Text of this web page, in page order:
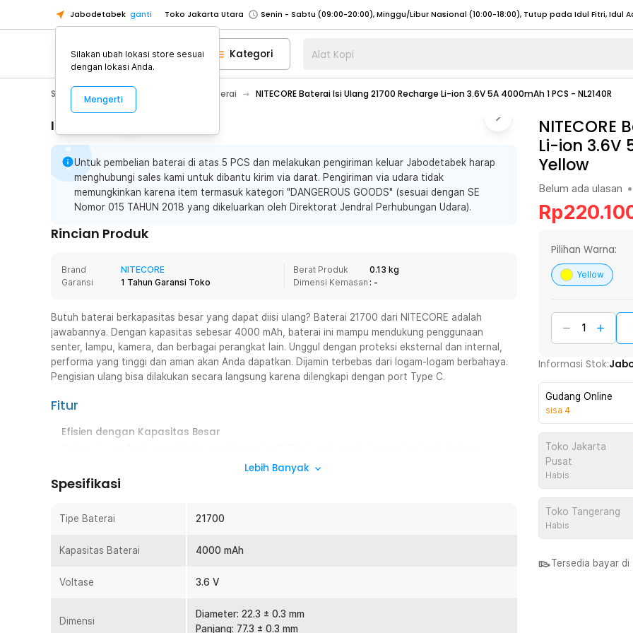
Jabodetabek ganti Toko Jakarta Utara
Toko Tangerang
Toko Cikupa
Pick n Go Jakarta Barat
Senin - Jumat (07:00 - 20:00), Sabtu - Minggu (08:00 - 20:00), Tutup pada Idul Fitri
Pick n Go Bekasi
Senin - Jumat (08:00 - 20:00), Sabtu - Minggu/ Libur Nasional (08:00 - 17:00) Selengkapnya
Senin - Jumat (08:00 - 20:00), Sabtu - Minggu/ Libur Nasional (08:00 - 17:00) Selengkapnya
Senin - Sabtu (09:00-20:00), Minggu/Libur Nasional (12:00-20:00), Tutup pada Idul Fitri
Toko Jakarta Barat
Senin - Sabtu (09:00-20:00), Minggu/Libur Nasional (12:00-20:00), Tutup pada Idul Fitri
Toko Jakarta Utara
Toko Tangerang
Senin - Jumat (07:00 - 20:00), Sabtu - Minggu (08:00 - 20:00), Tutup pada Idul Fitri
Senin - Jumat (08:00 - 20:00), Sabtu - Minggu/ Libur Nasional (08:00 - 17:00) Selengkapnya
Kategori Alat Kopi
Sport & Outdoor Baterai NITECORE Baterai Isi Ulang 21700 Recharge Li-ion 3.6V 5A 4000mAh 1 PCS - NL2140R
Informasi Penting
Untuk pembelian baterai di atas 5 PCS dan melakukan pengiriman keluar Jabodetabek harap
menghubungi sales kami untuk dibantu kirim via darat. Pengiriman via udara tidak
memungkinkan karena item termasuk kategori "DANGEROUS GOODS" (sesuai dengan SE
Nomor 015 TAHUN 2018 yang dikeluarkan oleh Direktorat Jendral Perhubungan Udara).
Rincian Produk
Brand
NITECORE
Garansi
1 Tahun Garansi Toko
Berat Produk
0.13 kg
Dimensi Kemasan : -
Butuh baterai berkapasitas besar yang dapat diisi ulang? Baterai 21700 dari NITECORE adalah
jawabannya. Dengan kapasitas sebesar 4000 mAh, baterai ini mampu mendukung penggunaan
senter, lampu, kamera, dan berbagai perangkat lain. Unggul dengan proteksi eksternal dan internal,
performa yang tinggi dan aman akan Anda dapatkan. Dijamin terbebas dari logam-logam berbahaya.
Pengisian ulang bisa dilakukan secara langsung karena dilengkapi dengan port Type C.
Fitur
Efisien dengan Kapasitas Besar
21700 berkapasitas 4000 mAh. Kapasitas yang cukup besar untuk mendukung penggunaan
berbagai perangkat elektronik dengan daya besar.
Baterai yang dapat diisi ulang adalah pilihan tepat untuk Anda yang sering menggunakan
daya bisa dilakukan secara langsung menggunakan kabel Type C atau menggunakan charger
Berikan Arus Kontinu 5 A
Meski memberikan aliran daya tinggi, baterai tidak akan mudah panas. Cocok digunakan untuk
mendukung perangkat yang membutuhkan arus listrik tinggi.
Lebih Banyak
Spesifikasi
Tipe Baterai 21700
Kapasitas Baterai 4000 mAh
Voltase 3.6 V
Dimensi
Diameter: 22.3 ± 0.3 mm
Panjang: 77.3 ± 0.3 mm
NITECORE
Li-ion 3.6V
Yellow
Belum ada ulasan •
Rp
Pilihan Warna:
Yellow
Informasi Stok:
Gudang Online
sisa 4
Toko Jakarta
Pusat
Habis
Toko Tangerang
Habis
Tersedia bayar
Silakan ubah lokasi store sesuai
dengan lokasi Anda.
Mengerti